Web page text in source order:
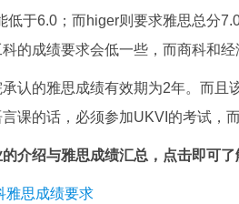
低于6.0；而higer则要求雅思总分
的成绩要求会低一些，而商科和经
认的雅思成绩有效期为2年。而且
课的话，必须参加UKVI的考试，
介绍与雅思成绩汇总，点击即可了
雅思成绩要求